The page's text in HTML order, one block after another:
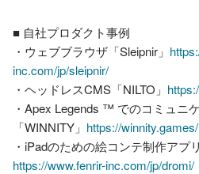
■ 自社プロダクト事例
・ウェブブラウザ「Sleipnir」
inc.com/jp/sleipnir/
・ヘッドレスCMS「NILTO」
・Apex Legends ™ でのコミュニ
「WINNITY」 https://winnity.games/
・iPadのための絵コンテ制作アプ
https://www.fenrir-inc.com/jp/dromi/